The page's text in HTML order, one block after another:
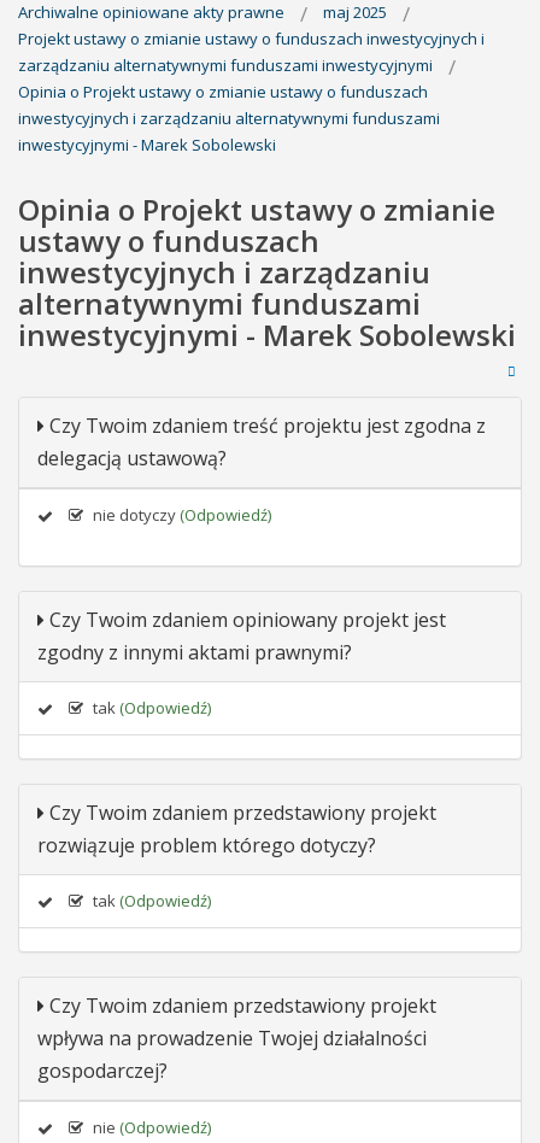
Archiwalne opiniowane akty prawne
maj 2025
Projekt ustawy o zmianie ustawy o funduszach inwestycyjnych i
zarządzaniu alternatywnymi funduszami inwestycyjnymi
Opinia o Projekt ustawy o zmianie ustawy o funduszach
inwestycyjnych i zarządzaniu alternatywnymi funduszami
inwestycyjnymi - Marek Sobolewski
Opinia o Projekt ustawy o zmianie
ustawy o funduszach
inwestycyjnych i zarządzaniu
alternatywnymi funduszami
inwestycyjnymi - Marek Sobolewski
Czy Twoim zdaniem treść projektu jest zgodna z
delegacją ustawową?
nie dotyczy (Odpowiedź)
Czy Twoim zdaniem opiniowany projekt jest
zgodny z innymi aktami prawnymi?
tak (Odpowiedź)
Czy Twoim zdaniem przedstawiony projekt
rozwiązuje problem którego dotyczy?
tak (Odpowiedź)
Czy Twoim zdaniem przedstawiony projekt
wpływa na prowadzenie Twojej działalności
gospodarczej?
nie (Odpowiedź)